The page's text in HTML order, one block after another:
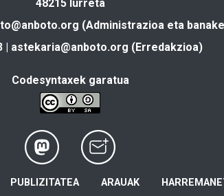
48215 Iurreta
(Administrazioa eta
| astekaria@anboto.org (Erredakzioa)
Codesyntaxek garatua
PUBLIZITATEA ARAUAK